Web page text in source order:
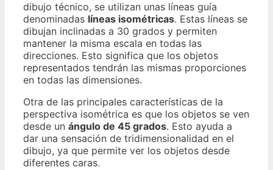
dibujo técnico, se utilizan unas líneas guía
denominadas líneas isométricas. Estas líneas se
dibujan inclinadas a 30 grados y permiten
mantener la misma escala en todas las
direcciones. Esto significa que los objetos
representados tendrán las mismas proporciones
en todas las dimensiones.
Otra de las principales características de la
perspectiva isométrica es que los objetos se ven
desde un ángulo de 45 grados. Esto ayuda a
dar una sensación de tridimensionalidad en el
dibujo, ya que permite ver los objetos desde
diferentes caras.